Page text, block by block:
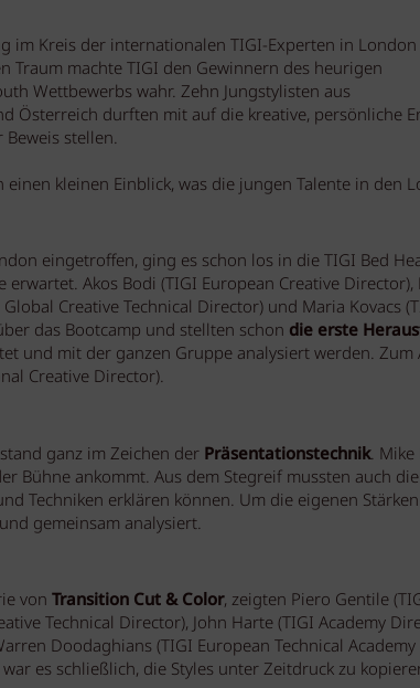
im Kreis der internationalen TIGI-Experten in London
Traum machte TIGI den Gewinnern des heurigen
Wettbewerbs wahr. Zehn Jungstylisten aus
Österreich durften mit auf die kreative, persönliche
stellen.
einen kleinen Einblick, was die jungen Talente in den
eingetroffen, ging es schon los in die TIGI Bed
erwartet. Akos Bodi (TIGI European Creative
Creative Technical Director) und Maria Kovacs
das Bootcamp und stellten schon die erste
und mit der ganzen Gruppe analysiert werden.
Creative Director).
ganz im Zeichen derPräsentationstechnik. Mike
Bühne ankommt. Aus dem Stegreif mussten auch
Techniken erklären können. Um die eigenen
gemeinsam analysiert.
von Transition Cut & Color, zeigten Piero Gentile
Technical Director), John Harte (TIGI Academy
Doodaghians (TIGI European Technical
es schließlich, die Styles unter Zeitdruck zu